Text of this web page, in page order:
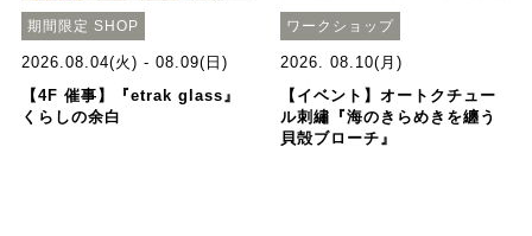
期間限定 SHOP
2026.08.04(火) - 08.09(日)
【4F 催事】『etrak glass』
くらしの余白
ワークショップ
2026. 08.10(月)
【イベント】オートクチュー
ル刺繡『海のきらめきを纏う
貝殻ブローチ』